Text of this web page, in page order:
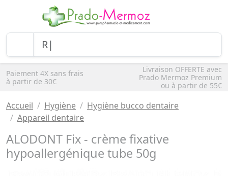
Paiement 4X sans frais
à partir de 30€
Livraison OFFERTE avec
Prado Mermoz Premium
ou à partir de 55€
Accueil Hygiène
Hygiène bucco dentaire
Appareil dentaire
ALODONT Fix - crème fixative
hypoallergénique tube 50g